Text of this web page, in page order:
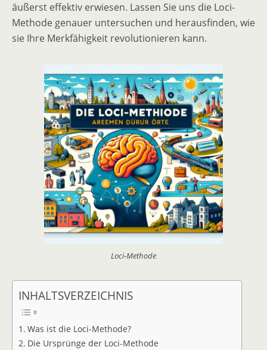
äußerst effektiv erwiesen. Lassen Sie uns die Loci-
Methode genauer untersuchen und herausfinden, wie
sie Ihre Merkfähigkeit revolutionieren kann.
Loci-Methode
INHALTSVERZEICHNIS
Was ist die Loci-Methode?
Die Ursprünge der Loci-Methode